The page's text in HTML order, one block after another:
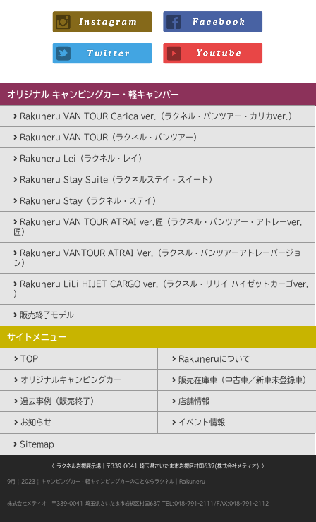
オリジナル キャンピングカー・軽キャンパー
Rakuneru VAN TOUR Carica ver.（ラクネル・バンツアー・カリカver.）
Rakuneru VAN TOUR（ラクネル・バンツアー）
Rakuneru Lei（ラクネル・レイ）
Rakuneru Stay Suite（ラクネルステイ・スイート）
Rakuneru Stay（ラクネル・ステイ）
Rakuneru VAN TOUR ATRAI ver.匠（ラクネル・バンツアー・アトレーver.
匠）
Rakuneru VANTOUR ATRAI Ver.（ラクネル・バンツアーアトレーバージョ
ン）
Rakuneru LiLi HIJET CARGO ver.（ラクネル・リリイ ハイゼットカーゴver.
）
販売終了モデル
サイトメニュー
TOP Rakuneruについて
オリジナルキャンピングカー 販売在庫車（中古車／新車未登録車）
過去事例（販売終了） 店舗情報
お知らせ イベント情報
Sitemap
〈 ラクネル岩槻展示場｜〒339-0041 埼玉県さいたま市岩槻区村国637(株式会社メティオ) 〉
9月 | 2023 | キャンピングカー・軽キャンピングカーのことならラクネル｜Rakuneru
株式会社メティオ：〒339-0041 埼玉県さいたま市岩槻区村国637 TEL:048-791-2111/FAX:048-791-2112